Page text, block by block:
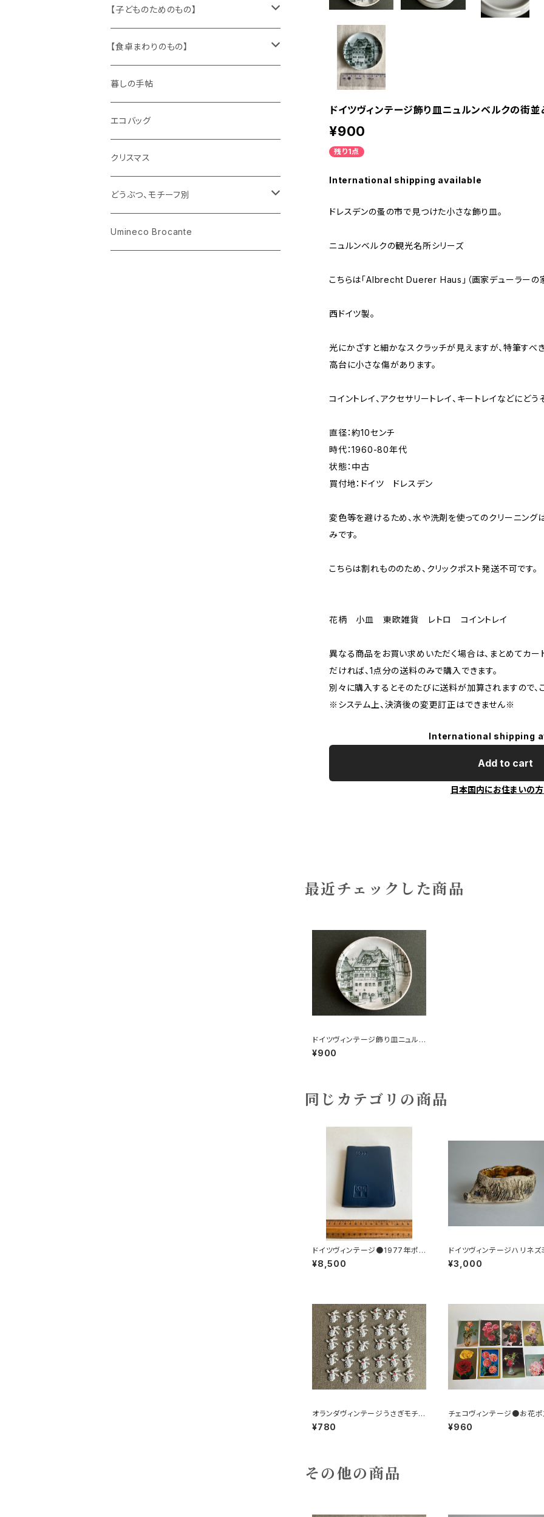
ドイツヴィンテージ飾り皿ニュルンベルクの街
¥900
残り1点
International shipping available
ドレスデンの蚤の市で見つけた小さな飾り皿。
ニュルンベルクの観光名所シリーズ
こちらは「Albrecht Duerer Haus」（画家デューラーの家
西ドイツ製。
光にかざすと細かなスクラッチが見えますが、特筆すべ
高台に小さな傷があります。
コイントレイ、アクセサリートレイ、キートレイなどにどう
直径：約10センチ
時代：1960-80年代
状態：中古
買付地：ドイツ ドレスデン
変色等を避けるため、水や洗剤を使ってのクリーニング
みです。
こちらは割れもののため、クリックポスト発送不可です。
花柄 小皿 東欧雑貨 レトロ コイントレイ
異なる商品をお買い求めいただく場合は、まとめてカ
だければ、1点分の送料のみで購入できます。
別々に購入するとそのたびに送料が加算されますので、
※システム上、決済後の変更訂正はできません※
International shipping
Add to cart
日本国内にお住まいの
最近チェックした商品
ドイツヴィンテージ飾り皿ニュルン
ベルクの街並みe
¥900
同じカテゴリの商品
ドイツヴィンテージ●1977年ポケ
ットカレンダーKDT手帳未使用D
DR
¥8,500
ドイツヴィンテージハリネズ
小皿b
¥3,000
オランダヴィンテージうさぎモチー
フプラパーツ30個セットNo199
¥780
チェコヴィンテージ●お花ポ
カード8枚組
¥960
その他の商品
キャラクター
ピノキオ
文房具
木製品
ミニチュア、ドールハウス
パズル、ゲーム
古本、古雑誌、古えほん
古レコード
古せっけん
ラッピングペーパー、壁紙
ガラス
プラスチック
紙
トリム
ワッペン
キッチンクロス、ナプキン
ニット
布地
【子どものためのもの】
身に着けるもの
【食卓まわりのもの】
ガラス
花びん
小物入れ
陶磁器
カップアンドソーサー
プレート
木製品
ホーロー
メタル
暮しの手帖
エコバッグ
クリスマス
どうぶつ、モチーフ別
くま、ベア
Umineco Brocante